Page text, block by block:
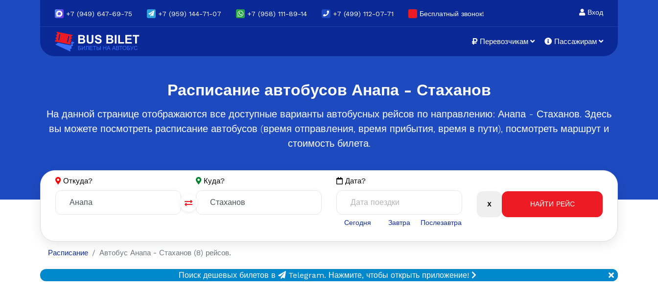
+7 (949) 647-69-75 +7 (959) 144-71-07 +7 (958) 111-89-14 +7 (499) 112-07-71 Бесплатный звонок! Вход
Перевозчикам Пассажирам
Расписание автобусов Анапа - Стаханов
На данной странице отображаются все доступные варианты автобусных рейсов по направлению: Анапа - Стаханов. Здесь
вы можете посмотреть расписание автобусов (время отправления, время прибытия, время в пути), посмотреть маршрут и
стоимость билета.
Откуда? Куда? Дата?
Сегодня Завтра Послезавтра
Расписание Автобус Анапа - Стаханов (8) рейсов.
Поиск дешевых билетов в Telegram. Нажмите, чтобы открыть приложение!